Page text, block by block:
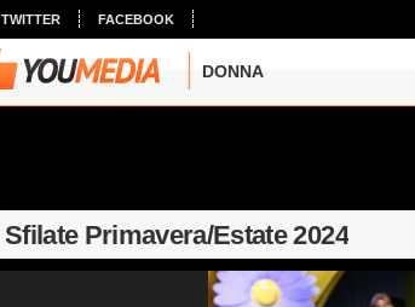
TWITTER FACEBOOK
DONNA
Sfilate Primavera/Estate 2024